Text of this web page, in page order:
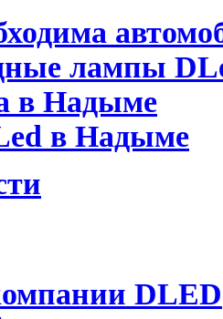
лампы
в Надыме
в Надыме
DLED